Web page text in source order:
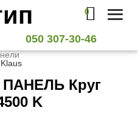
0
Toggle
050 307-30-46
Круг
K